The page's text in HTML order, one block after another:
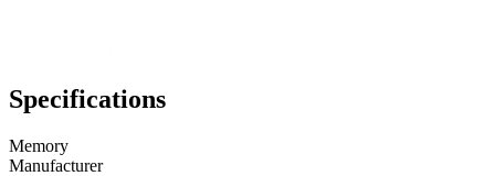
Specifications
Memory
Manufacturer